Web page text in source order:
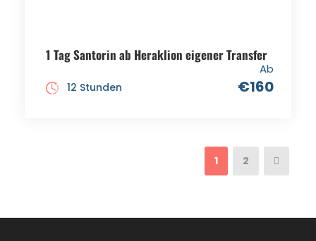
1 Tag Santorin ab Heraklion eigener Transfer
Ab
€160
12 Stunden
1 2